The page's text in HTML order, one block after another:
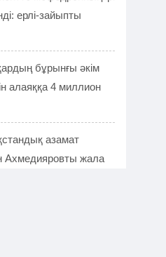
ерлі-зайыпты
бұрынғы әкім
алаяққа 4 миллион
азамат
Ахмедияровты жала